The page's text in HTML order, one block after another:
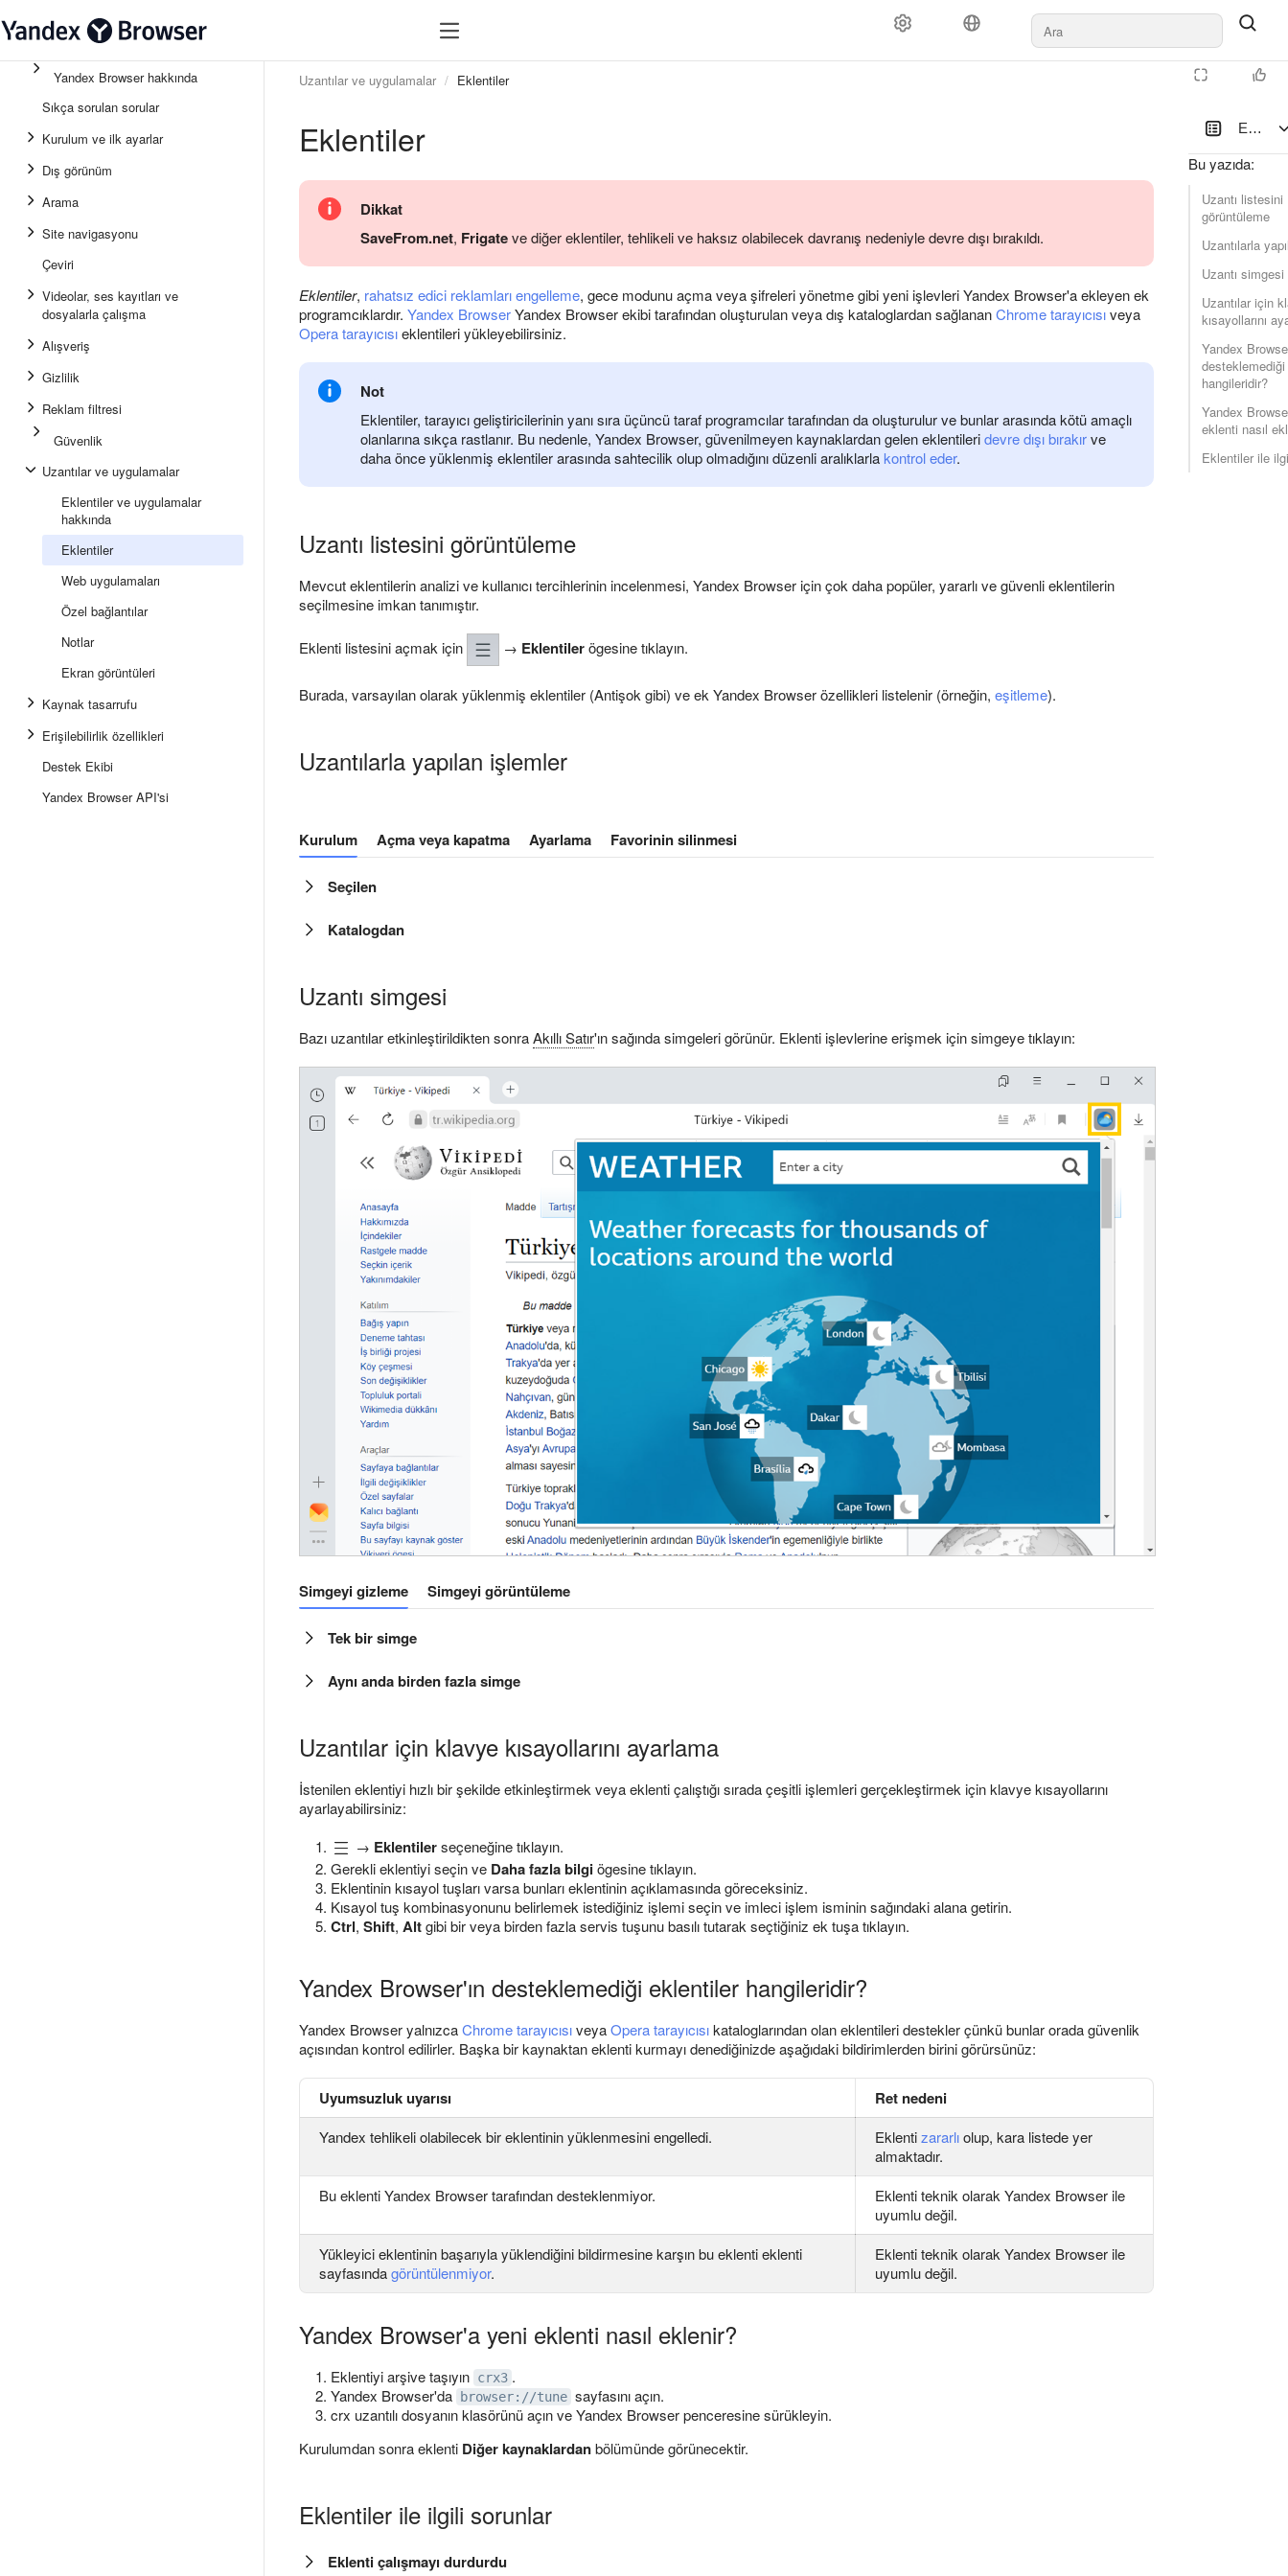
Yandex Browser hakkında
Sıkça sorulan sorular
Kurulum ve ilk ayarlar
Dış görünüm
Arama
Site navigasyonu
Çeviri
Videolar, ses kayıtları ve
dosyalarla çalışma
Alışveriş
Gizlilik
Reklam filtresi
Güvenlik
Uzantılar ve uygulamalar
Eklentiler ve uygulamalar
hakkında
Eklentiler
Web uygulamaları
Özel bağlantılar
Notlar
Ekran görüntüleri
Kaynak tasarrufu
Erişilebilirlik özellikleri
Destek Ekibi
Yandex Browser API'si
Bu yazıda:
Uzantı listesini
görüntüleme
Uzantılarla
Uzantı simgesi
Uzantılar için
kısayollarını
Yandex
hangileridir?
Yandex
eklenti nasıl
Eklentiler ile
Uzantılar ve uygulamalar Eklentiler
Eklentiler
Dikkat
SaveFrom.net, Frigateve diğer eklentiler, tehlikeli ve haksız olabilecek davranış nedeniyle devre dışı bırakıldı.
Eklentiler, rahatsız edici reklamları engelleme, gece modunu açma veya şifreleri yönetme gibi yeni işlevleri Yandex Browser'a ekleyen ek
programcıklardır. Yandex BrowserYandex Browser ekibi tarafından oluşturulan veya dış kataloglardan sağlananChrome tarayıcısıveya
Opera tarayıcısıeklentileri yükleyebilirsiniz.
Not
Eklentiler, tarayıcı geliştiricilerinin yanı sıra üçüncü taraf programcılar tarafından da oluşturulur ve bunlar arasında kötü amaçlı
olanlarına sıkça rastlanır. Bu nedenle, Yandex Browser, güvenilmeyen kaynaklardan gelen eklentileridevre dışı bırakırve
daha önce yüklenmiş eklentiler arasında sahtecilik olup olmadığını düzenli aralıklarla kontrol eder.
Uzantı listesini görüntüleme
Mevcut eklentilerin analizi ve kullanıcı tercihlerinin incelenmesi, Yandex Browser için çok daha popüler, yararlı ve güvenli eklentilerin
seçilmesine imkan tanımıştır.
Eklenti listesini açmak için → Eklentilerögesine tıklayın.
Burada, varsayılan olarak yüklenmiş eklentiler (Antişok gibi) ve ek Yandex Browser özellikleri listelenir (örneğin, eşitleme).
Uzantılarla yapılan işlemler
Kurulum Açma veya kapatma Ayarlama Favorinin silinmesi
Seçilen
Katalogdan
Uzantı simgesi
Bazı uzantılar etkinleştirildikten sonraAkıllı Satır'ın sağında simgeleri görünür. Eklenti işlevlerine erişmek için simgeye tıklayın:
Simgeyi gizleme Simgeyi görüntüleme
Tek bir simge
Aynı anda birden fazla simge
Uzantılar için klavye kısayollarını ayarlama
İstenilen eklentiyi hızlı bir şekilde etkinleştirmek veya eklenti çalıştığı sırada çeşitli işlemleri gerçekleştirmek için klavye kısayollarını
ayarlayabilirsiniz:
→ Eklentilerseçeneğine tıklayın.
Gerekli eklentiyi seçin ve Daha fazla bilgiögesine tıklayın.
Eklentinin kısayol tuşları varsa bunları eklentinin açıklamasında göreceksiniz.
Kısayol tuş kombinasyonunu belirlemek istediğiniz işlemi seçin ve imleci işlem isminin sağındaki alana getirin.
Ctrl, Shift, Altgibi bir veya birden fazla servis tuşunu basılı tutarak seçtiğiniz ek tuşa tıklayın.
Yandex Browser'ın desteklemediği eklentiler hangileridir?
Yandex Browser yalnızcaChrome tarayıcısıveyaOpera tarayıcısıkataloglarından olan eklentileri destekler çünkü bunlar orada güvenlik
açısından kontrol edilirler. Başka bir kaynaktan eklenti kurmayı denediğinizde aşağıdaki bildirimlerden birini görürsünüz:
Uyumsuzluk uyarısı Ret nedeni
Yandex tehlikeli olabilecek bir eklentinin yüklenmesini engelledi. Eklentizararlıolup, kara listede yer
almaktadır.
Bu eklenti Yandex Browser tarafından desteklenmiyor.
Eklenti teknik olarak Yandex Browser ile
uyumlu değil.
Yükleyici eklentinin başarıyla yüklendiğini bildirmesine karşın bu eklenti eklenti
sayfasındagörüntülenmiyor.
Eklenti teknik olarak Yandex Browser ile
uyumlu değil.
Yandex Browser'a yeni eklenti nasıl eklenir?
Eklentiyi arşive taşıyın crx3 .
Yandex Browser'da
browser://tune sayfasını açın.
crx uzantılı dosyanın klasörünü açın ve Yandex Browser penceresine sürükleyin.
Kurulumdan sonra eklenti Diğer kaynaklardanbölümünde görünecektir.
Eklentiler ile ilgili sorunlar
Eklenti çalışmayı durdurdu